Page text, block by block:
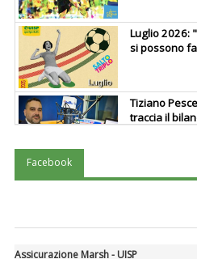
Luglio 2026:
si possono
Tiziano
traccia il
prosegue
Facebook
Assicurazione Marsh - UISP